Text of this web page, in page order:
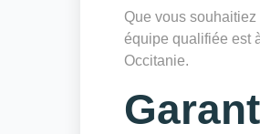
Que vous
équipe qualifiée est
Occitanie.